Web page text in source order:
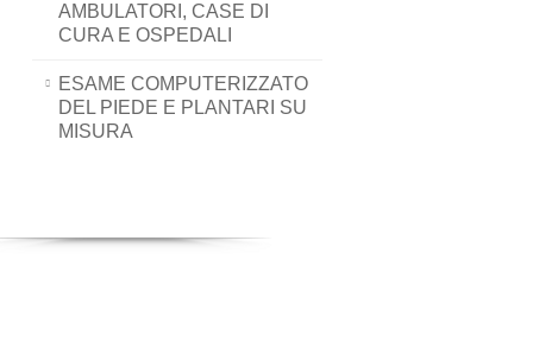
AMBULATORI, CASE DI
CURA E OSPEDALI
ESAME COMPUTERIZZATO
DEL PIEDE E PLANTARI SU
MISURA